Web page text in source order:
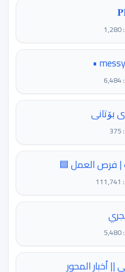
| فرص العمل 🟦
|| أخبار المحور